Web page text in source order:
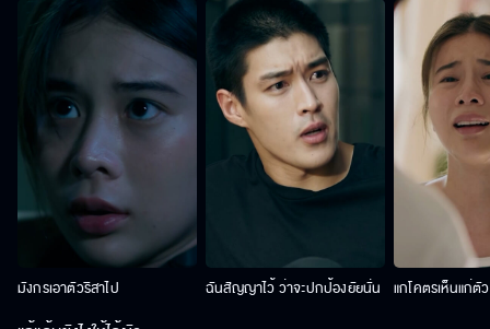
มังกรเอาตัวริสาไป ฉันสัญญาไว้ ว่าจะปกป้องยัยนั่น แกโคตรเห็นแก่ตั